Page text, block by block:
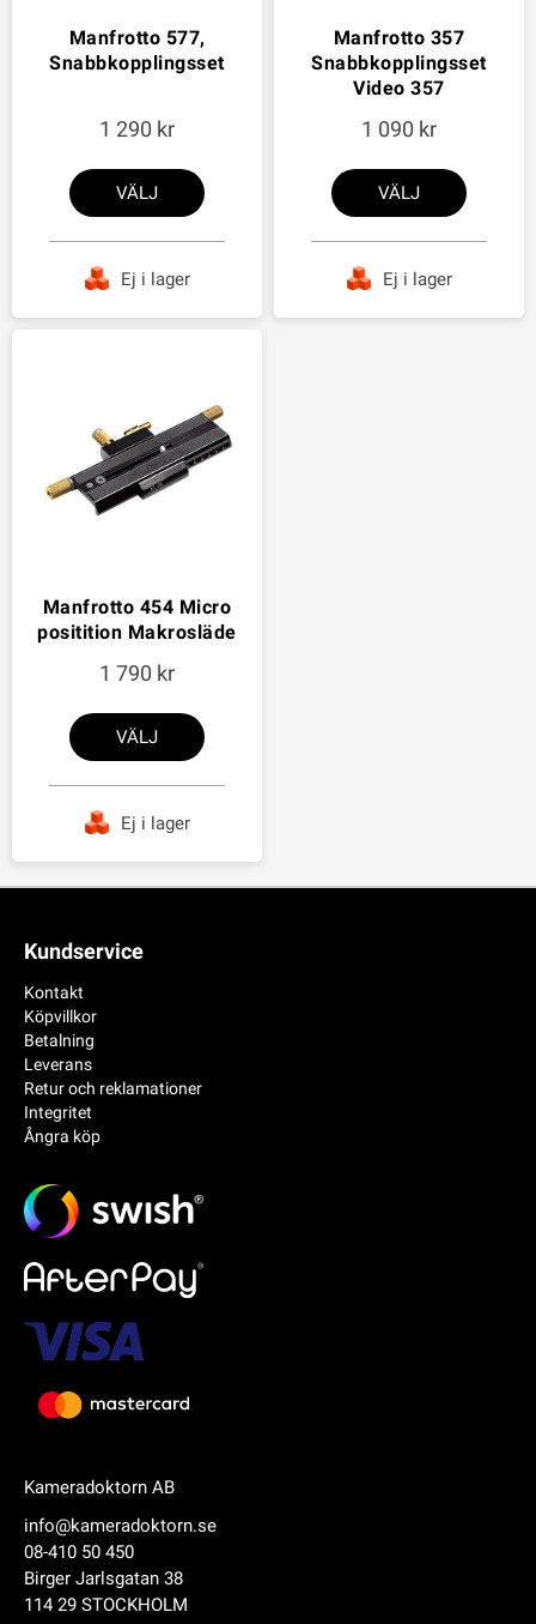
Manfrotto 577,
Snabbkopplingsset
1 290
VÄLJ
Ej i lager
Manfrotto 357
Snabbkopplingsset
Video 357
1 090
VÄLJ
Ej i lager
Manfrotto 454 Micro
positition Makrosläde
1 790
VÄLJ
Ej i lager
Kameradoktorn AB
info@kameradoktorn.se
08-410 50 450
Birger Jarlsgatan 38
114 29 STOCKHOLM
Kundservice
Kontakt
Köpvillkor
Betalning
Leverans
Retur och reklamationer
Integritet
Ångra köp